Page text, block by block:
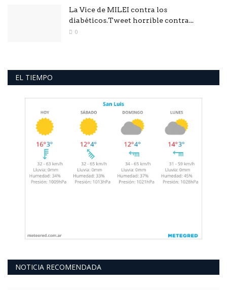
La Vice de MILEI contra los
diabéticos.Tweet horrible contra...
0
EL TIEMPO
NOTICIA RECOMENDADA